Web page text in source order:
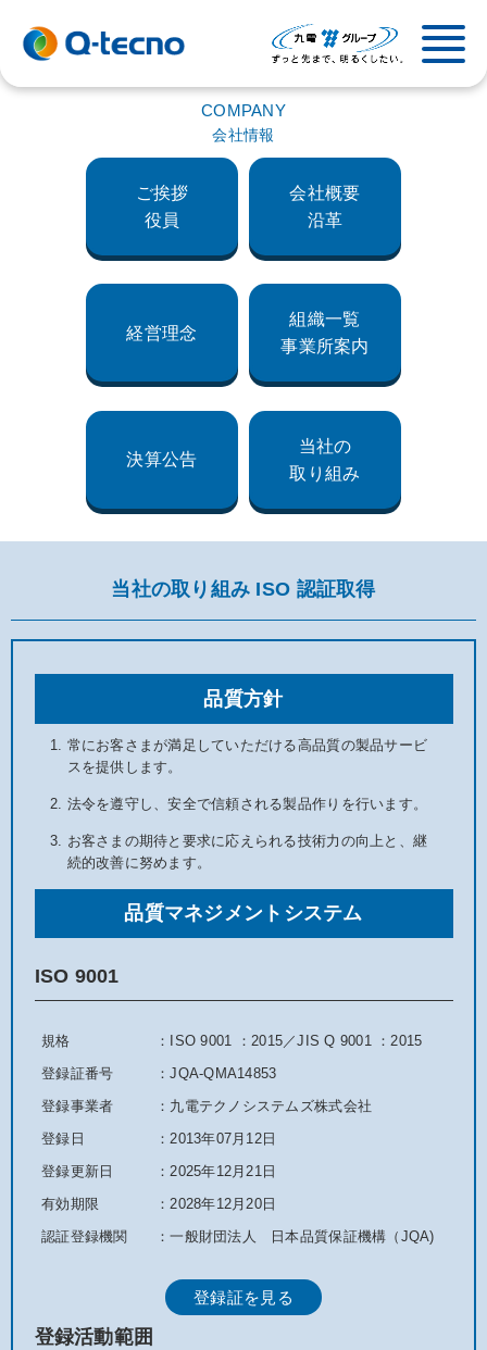
COMPANY
会社情報
ご挨拶
役員
会社概要
沿革
経営理念
組織一覧
事業所案内
決算公告
当社の
取り組み
当社の取り組み ISO 認証取得
品質方針
常にお客さまが満足していただける高品質の製品サービ
スを提供します。
法令を遵守し、安全で信頼される製品作りを行います。
お客さまの期待と要求に応えられる技術力の向上と、継
続的改善に努めます。
品質マネジメントシステム
ISO 9001
規格
：ISO 9001 ：2015／JIS Q 9001 ：2015
登録証番号
：JQA-QMA14853
登録事業者
：九電テクノシステムズ株式会社
登録日
：2013年07月12日
登録更新日
：2025年12月21日
有効期限
：2028年12月20日
認証登録機関
：一般財団法人 日本品質保証機構（JQA)
登録証を見る
登録活動範囲